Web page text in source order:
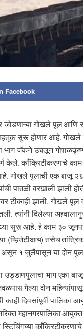
Facebook
जोडणाऱ्या गोखले पूल
सुरू होणार आहे. गोखले
भाग जॅकने उचलून
केले. कॉंंक्रिटीकरणाचे काम
गोखले पुलाची एक बाजू २६
पातळी वरखाली झाली
टीकाही झाली. गोखले
त्यांनी दिलेल्या
सुरू आहे. हे काम ३०
(व्हिजेटीआय) तसेच
१ जुलैपासून या दोन
उड्डाणपुलाचा भाग एका
गेल्या दोन
दिवसांपूर्वी पालिका
महानगरपालिका